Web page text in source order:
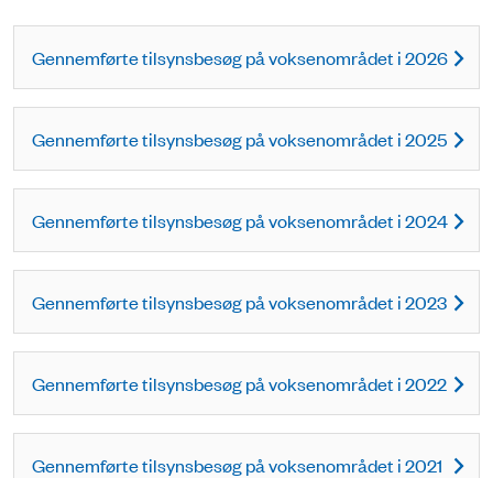
Gennemførte tilsynsbesøg på voksenområdet i 2026
Gennemførte tilsynsbesøg på voksenområdet i 2025
Gennemførte tilsynsbesøg på voksenområdet i 2024
Gennemførte tilsynsbesøg på voksenområdet i 2023
Gennemførte tilsynsbesøg på voksenområdet i 2022
Gennemførte tilsynsbesøg på voksenområdet i 2021